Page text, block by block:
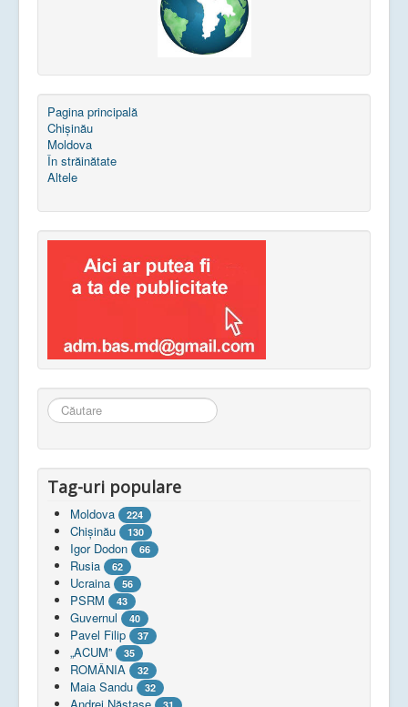
Pagina principală
Chișinău
Moldova
În străinătate
Altele
Căutare
...
Tag-uri populare
Moldova 224
Chişinău 130
Igor Dodon 66
Rusia 62
Ucraina 56
PSRM 43
Guvernul 40
Pavel Filip 37
„ACUM” 35
ROMÂNIA 32
Maia Sandu 32